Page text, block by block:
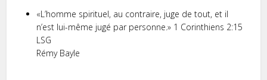
«L’homme spirituel, au contraire, juge de tout, et il
n’est lui-même jugé par personne.» 1 Corinthiens 2:15
LSG
Rémy Bayle